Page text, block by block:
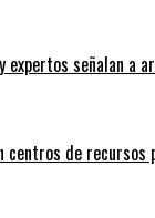
expertos señalan a
centros de